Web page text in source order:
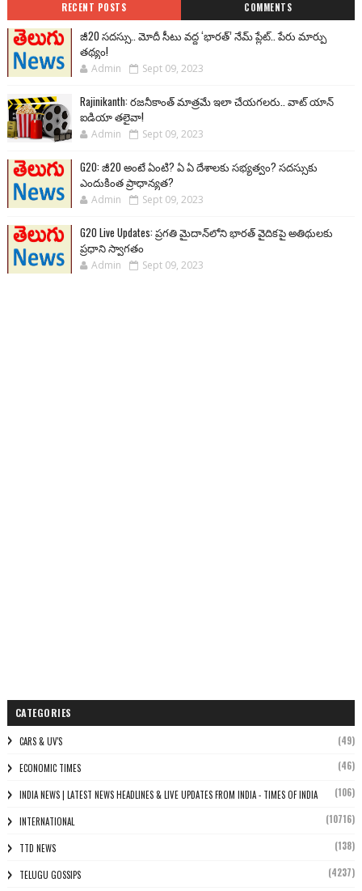
RECENT POSTS COMMENTS
జీ20 సదస్సు.. మోదీ సీటు వద్ద ‘భారత్’ నేమ్ ప్లేట్‌.. పేరు మార్పు
తథ్యం!
Admin Sept 09, 2023
Rajinikanth: రజనీకాంత్ మాత్రమే ఇలా చేయగలరు.. వాట్ యాన్
ఐడియా తలైవా!
Admin Sept 09, 2023
G20: జీ20 అంటే ఏంటి? ఏ ఏ దేశాలకు సభ్యత్వం? సదస్సుకు
ఎందుకింత ప్రాధాన్యత?
Admin Sept 09, 2023
G20 Live Updates: ప్రగతి మైదాన్‌లోని భారత్ వైదికపై అతిథులకు
ప్రధాని స్వాగతం
Admin Sept 09, 2023
CATEGORIES
CARS & UV'S (49)
ECONOMIC TIMES (46)
INDIA NEWS | LATEST NEWS HEADLINES & LIVE UPDATES FROM INDIA - TIMES OF INDIA (106)
INTERNATIONAL (10716)
TTD NEWS (138)
TELUGU GOSSIPS (4237)